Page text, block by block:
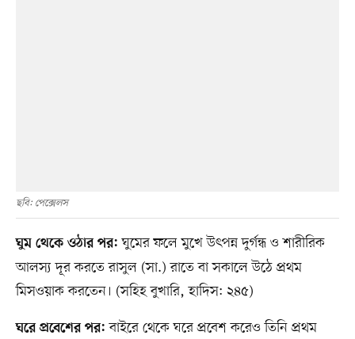
ছবি: পেক্সেলস
ঘুম থেকে ওঠার পর: ঘুমের ফলে মুখে উৎপন্ন দুর্গন্ধ ও শারীরিক
আলস্য দূর করতে রাসুল (সা.) রাতে বা সকালে উঠে প্রথম
মিসওয়াক করতেন। (সহিহ বুখারি, হাদিস: ২৪৫)
ঘরে প্রবেশের পর:বাইরে থেকে ঘরে প্রবেশ করেও তিনি প্রথম